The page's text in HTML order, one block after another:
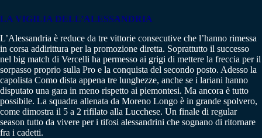
LA VIGILIA DELL’ALESSANDRIA
L’Alessandria è reduce da tre vittorie consecutive che l’hanno rimessa
in corsa addirittura per la promozione diretta. Soprattutto il successo
nel big match di Vercelli ha permesso ai grigi di mettere la freccia per il
sorpasso proprio sulla Pro e la conquista del secondo posto. Adesso la
capolista Como dista appena tre lunghezze, anche se i lariani hanno
disputato una gara in meno rispetto ai piemontesi. Ma ancora è tutto
possibile. La squadra allenata da Moreno Longo è in grande spolvero,
come dimostra il 5 a 2 rifilato alla Lucchese. Un finale di regular
season tutto da vivere per i tifosi alessandrini che sognano di ritornare
fra i cadetti.